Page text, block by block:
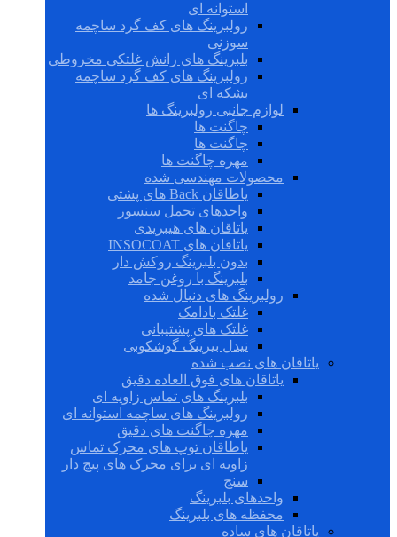
استوانه ای
رولبرینگ های کف گرد ساچمه
سوزنی
بلبرینگ های رانش غلتکی مخروطی
رولبرینگ های کف گرد ساچمه
بشکه ای
لوازم جانبی رولبرینگ ها
چاگنت ها
چاگنت ها
مهره چاگنت ها
محصولات مهندسی شده
یاطاقان Back های پشتی
واحدهای تحمل سنسور
یاتاقان های هیبریدی
یاتاقان های INSOCOAT
بدون بلبرینگ روکش دار
بلبرینگ با روغن جامد
رولبرینگ های دنبال شده
غلتک بادامک
غلتک های پشتیبانی
نیدل بیرینگ گوشکوبی
یاتاقان های نصب شده
یاتاقان های فوق العاده دقیق
بلبرینگ های تماس زاویه ای
رولبرینگ های ساچمه استوانه ای
مهره چاگنت های دقیق
یاطاقان توپ های محرک تماس
زاویه ای برای محرک های پیچ دار
سنج
واحدهای بلبرینگ
محفظه های بلبرینگ
یاتاقان های ساده